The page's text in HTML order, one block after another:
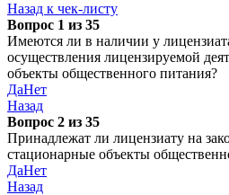
Назад к чек-листу
Вопрос 1 из 35
Имеются ли в наличии у
осуществления лицензируемой
объекты общественного питания?
ДаНет
Назад
Вопрос 2 из 35
Принадлежат ли лицензиату на
стационарные объекты
ДаНет
Назад